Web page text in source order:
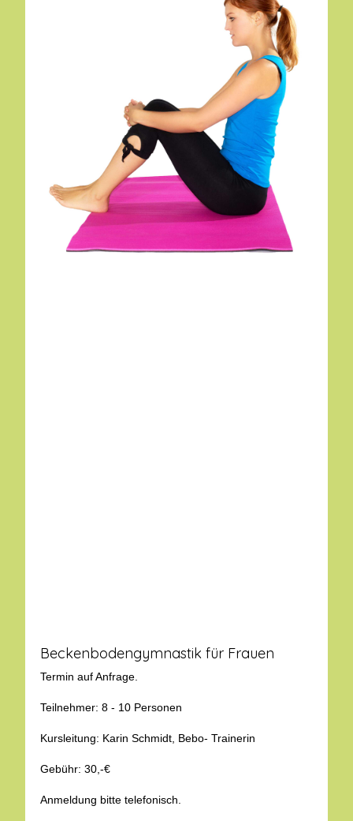
Beckenbodengymnastik für Frauen
Termin auf Anfrage.
Teilnehmer: 8 - 10 Personen
Kursleitung: Karin Schmidt, Bebo- Trainerin
Gebühr: 30,-€
Anmeldung bitte telefonisch.